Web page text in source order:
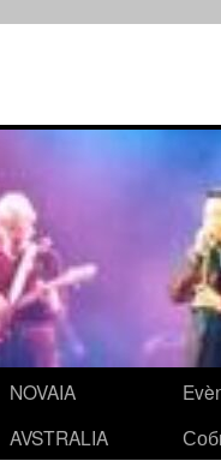
NOVAIA
AVSTRALIA